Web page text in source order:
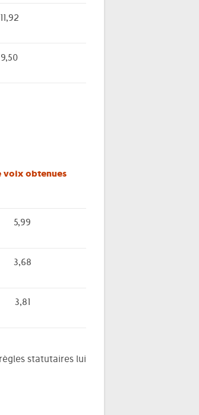
11,92
9,50
voix obtenues
5,99
3,68
3,81
statutaires lui